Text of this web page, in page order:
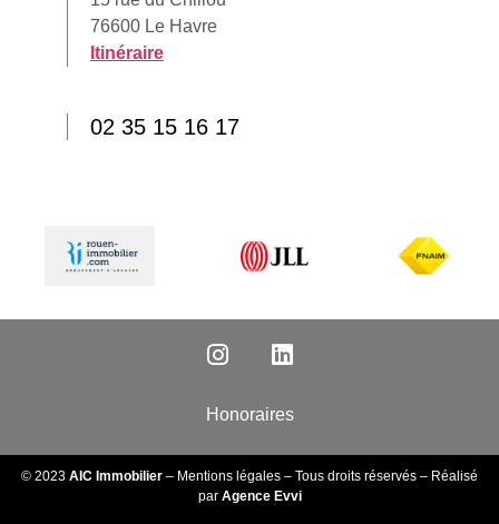
76600 Le Havre
Itinéraire
02 35 15 16 17
Honoraires
© 2023 AIC Immobilier – Mentions légales – Tous droits réservés – Réalisé
par Agence Evvi